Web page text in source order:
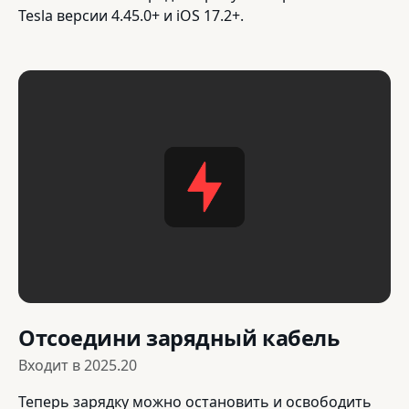
Tesla версии 4.45.0+ и iOS 17.2+.
Отсоедини зарядный кабель
Входит в2025.20
Теперь зарядку можно остановить и освободить